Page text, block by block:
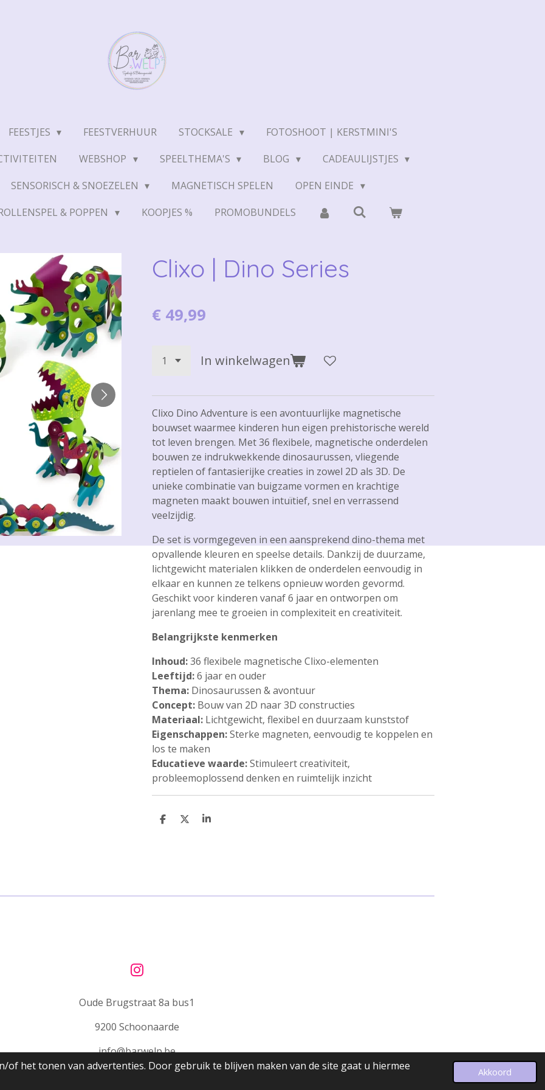
of het tonen van advertenties. Door gebruik te blijven maken van de site gaat u hiermee
Akkoord
FEESTJES FEESTVERHUUR STOCKSALE
FOTOSHOOT | KERSTMINI'S
WEBSHOP SPEELTHEMA'S BLOG
CADEAULIJSTJES
SENSORISCH & SNOEZELEN MAGNETISCH SPELEN
OPEN EINDE
& POPPEN KOOPJES % PROMOBUNDELS
Clixo | Dino Series
€ 49,99
In winkelwagen
Clixo Dino Adventure is een avontuurlijke magnetische
bouwset waarmee kinderen hun eigen prehistorische wereld
tot leven brengen. Met 36 flexibele, magnetische onderdelen
bouwen ze indrukwekkende dinosaurussen, vliegende
reptielen of fantasierijke creaties in zowel 2D als 3D. De
unieke combinatie van buigzame vormen en krachtige
magneten maakt bouwen intuïtief, snel en verrassend
veelzijdig.
De set is vormgegeven in een aansprekend dino-thema met
opvallende kleuren en speelse details. Dankzij de duurzame,
lichtgewicht materialen klikken de onderdelen eenvoudig in
elkaar en kunnen ze telkens opnieuw worden gevormd.
Geschikt voor kinderen vanaf 6 jaar en ontworpen om
jarenlang mee te groeien in complexiteit en creativiteit.
Belangrijkste kenmerken
Inhoud:36 flexibele magnetische Clixo-elementen
Leeftijd:6 jaar en ouder
Thema: Dinosaurussen & avontuur
Concept: Bouw van 2D naar 3D constructies
Materiaal: Lichtgewicht, flexibel en duurzaam kunststof
Eigenschappen:Sterke magneten, eenvoudig te koppelen en
los te maken
Educatieve waarde:Stimuleert creativiteit,
probleemoplossend denken en ruimtelijk inzicht
D
D
S
I
s
a
g
r
Oude Brugstraat 8a bus1
9200 Schoonaarde
info@barwelp.be
Powered byJouwWeb